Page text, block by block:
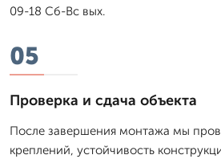
09-18 Сб-Вс вых.
05
Проверка и сдача объекта
После завершения монтажа мы
креплений, устойчивость